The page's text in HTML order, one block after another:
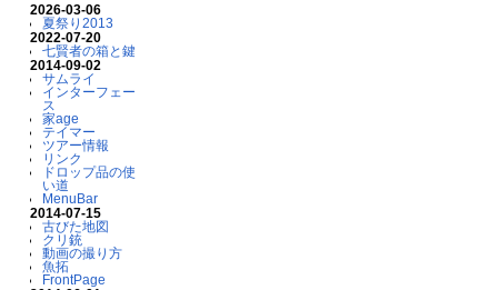
2026-03-06
夏祭り2013
2022-07-20
七賢者の箱と鍵
2014-09-02
サムライ
インターフェー
ス
家age
テイマー
ツアー情報
リンク
ドロップ品の使
い道
MenuBar
2014-07-15
古びた地図
クリ銃
動画の撮り方
魚拓
FrontPage